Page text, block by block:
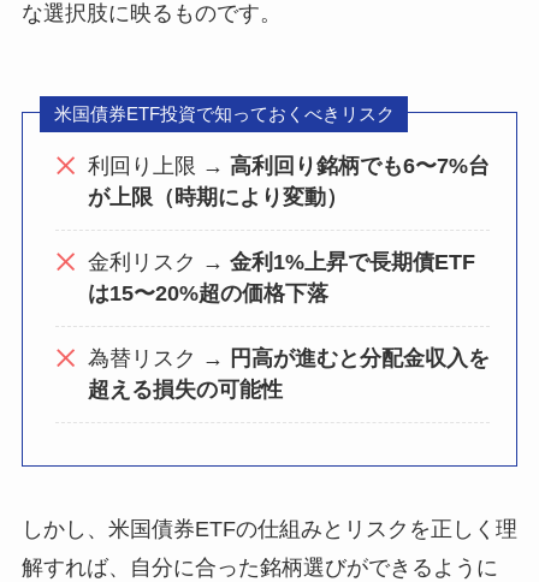
な選択肢に映るものです。
米国債券ETF投資で知っておくべきリスク
利回り上限 → 高利回り銘柄でも6〜7%台
が上限（時期により変動）
金利リスク → 金利1%上昇で長期債ETF
は15〜20%超の価格下落
為替リスク → 円高が進むと分配金収入を
超える損失の可能性
しかし、米国債券ETFの仕組みとリスクを正しく理
解すれば、自分に合った銘柄選びができるように